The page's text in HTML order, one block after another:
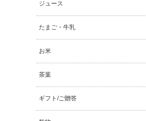
ジュース
たまご・牛乳
お米
茶葉
ギフト/ご贈答